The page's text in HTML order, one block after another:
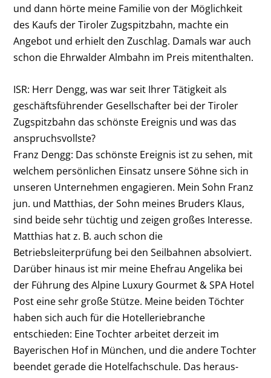
und dann hörte meine Familie von der Möglichkeit
des Kaufs der Tiroler Zugspitzbahn, machte ein
Angebot und erhielt den Zuschlag. Damals war auch
schon die Ehrwalder Almbahn im Preis mitenthalten.
ISR: Herr Dengg, was war seit Ihrer Tätigkeit als
geschäftsführender Gesellschafter bei der Tiroler
Zugspitzbahn das schönste Ereignis und was das
anspruchsvollste?
Franz Dengg: Das schönste Ereignis ist zu sehen, mit
welchem persönlichen Einsatz unsere Söhne sich in
unseren Unternehmen engagieren. Mein Sohn Franz
jun. und Matthias, der Sohn meines Bruders Klaus,
sind beide sehr tüchtig und zeigen großes Interesse.
Matthias hat z. B. auch schon die
Betriebsleiterprüfung bei den Seilbahnen absolviert.
Darüber hinaus ist mir meine Ehefrau Angelika bei
der Führung des Alpine Luxury Gourmet & SPA Hotel
Post eine sehr große Stütze. Meine beiden Töchter
haben sich auch für die Hotelleriebranche
entschieden: Eine Tochter arbeitet derzeit im
Bayerischen Hof in München, und die andere Tochter
beendet gerade die Hotelfachschule. Das heraus­